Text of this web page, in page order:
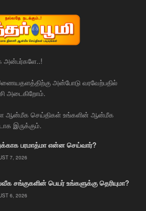
அன்பர்களே..!
அன்போடு வரவேற்பதில்
அடைகிறோம்.
ஆன்மீக செய்திகள் உங்களின் ஆன்மீக
இருக்கும்.
பரமாத்மா என்ன செய்வார்?
7, 2026
சங்குகளின் பெயர் உங்களுக்கு தெரியுமா?
6, 2026